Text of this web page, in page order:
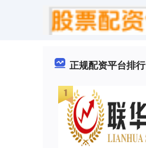
正规配资平台排行